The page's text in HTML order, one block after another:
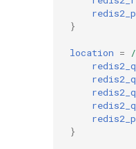
}
location =
}